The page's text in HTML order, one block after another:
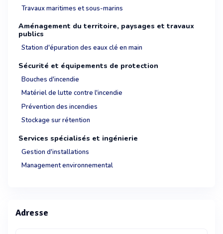
Travaux maritimes et sous-marins
Aménagement du territoire, paysages et travaux
publics
Station d'épuration des eaux clé en main
Sécurité et équipements de protection
Bouches d'incendie
Matériel de lutte contre l'incendie
Prévention des incendies
Stockage sur rétention
Services spécialisés et ingénierie
Gestion d'installations
Management environnemental
Adresse